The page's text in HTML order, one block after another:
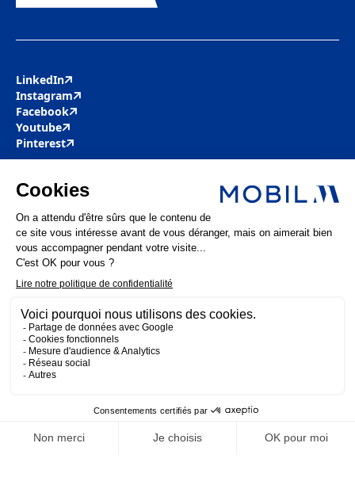
LinkedIn
Instagram
Facebook
Youtube
Pinterest
Mobil M & Vous
Nos offres d’emploi
Actualités
FAQ
Mentions légales